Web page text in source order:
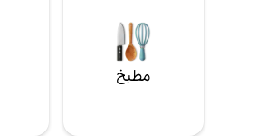
مطبخ